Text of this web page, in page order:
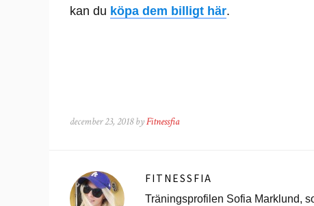
kan du köpa dem billigt här.
december 23, 2018 byFitnessfia
FITNESSFIA
Träningsprofilen Sofia Marklund,